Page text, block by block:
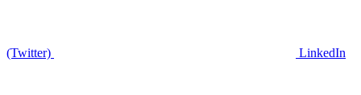
(Twitter) LinkedIn